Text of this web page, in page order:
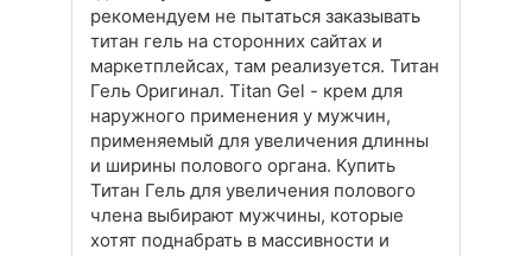
рекомендуем не пытаться заказывать
титан гель на сторонних сайтах и
маркетплейсах, там реализуется. Титан
Гель Оригинал. Titan Gel - крем для
наружного применения у мужчин,
применяемый для увеличения длинны
и ширины полового органа. Купить
Титан Гель для увеличения полового
члена выбирают мужчины, которые
хотят поднабрать в массивности и